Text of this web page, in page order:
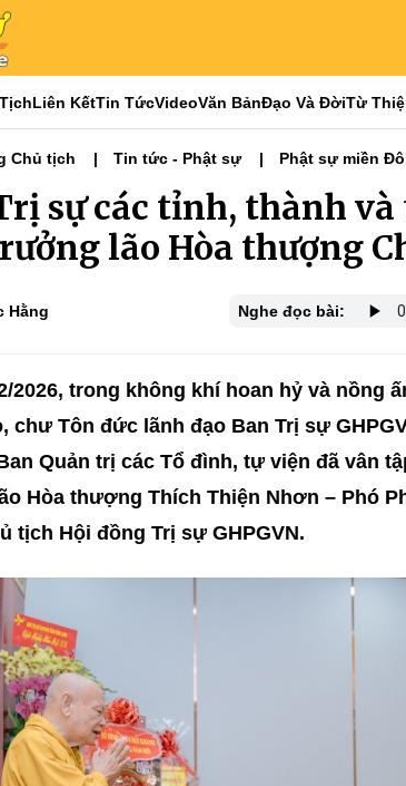
Liên KếtTin TứcVideoVăn BảnĐạo Và ĐờiTừ
Chủ tịch Tin tức - Phật sự
Phật sự miền
sự các tỉnh, thành
lão Hòa thượng
Hằng Nghe đọc bài:
2026, trong không khí hoan hỷ và nồng
chư Tôn đức lãnh đạo Ban Trị sự
Quản trị các Tổ đình, tự viện đã vân
Hòa thượng Thích Thiện Nhơn – Phó
tịch Hội đồng Trị sự GHPGVN.